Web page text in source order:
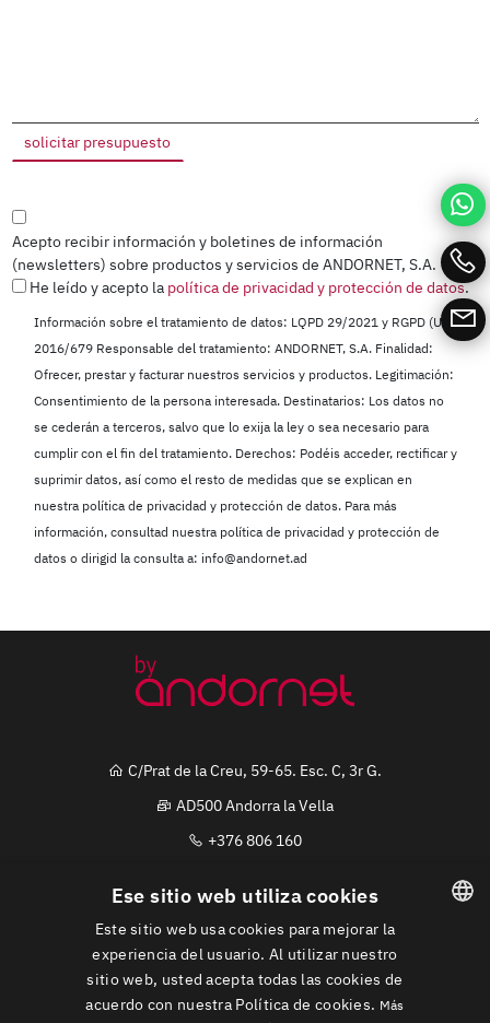
Acepto recibir información y boletines de información
(newsletters) sobre productos y servicios de ANDORNET, S.A.
He leído y acepto la política de privacidad y protección de datos.
Información sobre el tratamiento de datos: LQPD 29/2021 y RGPD (UE)
2016/679 Responsable del tratamiento: ANDORNET, S.A. Finalidad:
Ofrecer, prestar y facturar nuestros servicios y productos. Legitimación:
Consentimiento de la persona interesada. Destinatarios: Los datos no
se cederán a terceros, salvo que lo exija la ley o sea necesario para
cumplir con el fin del tratamiento. Derechos: Podéis acceder, rectificar y
suprimir datos, así como el resto de medidas que se explican en
nuestra política de privacidad y protección de datos. Para más
información, consultad nuestra política de privacidad y protección de
datos o dirigid la consulta a: info@andornet.ad
C/Prat de la Creu, 59-65. Esc. C, 3r G.
AD500 Andorra la Vella
+376 806 160
andornet.ad
AndornetAndorra
Whatsapp
CATALAN
SPANISH
Ese sitio web utiliza cookies
Este sitio web usa cookies para mejorar la
experiencia del usuario. Al utilizar nuestro
sitio web, usted acepta todas las cookies de
acuerdo con nuestra Política de cookies. Más